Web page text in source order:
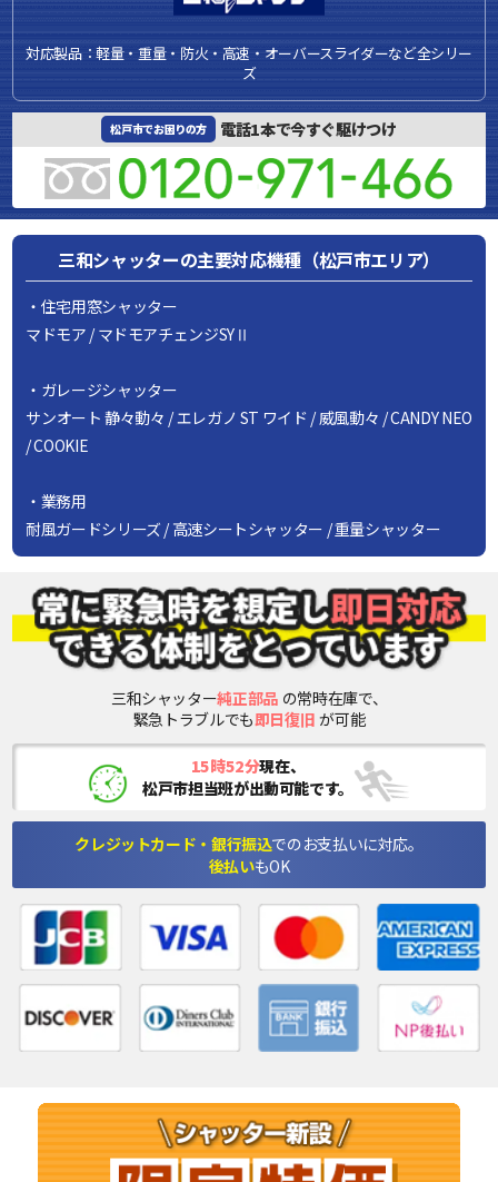
対応製品：軽量・重量・防火・高速・オーバースライダーなど全シリー
ズ
松戸市でお困りの方 電話1本で今すぐ駆けつけ
三和シャッターの主要対応機種（松戸市エリア）
・住宅用窓シャッター
マドモア / マドモアチェンジSYⅡ
・ガレージシャッター
サンオート 静々動々 / エレガノ ST ワイド / 威風動々 / CANDY NEO
/ COOKIE
・業務用
耐風ガードシリーズ / 高速シートシャッター / 重量シャッター
三和シャッター純正部品 の常時在庫で、
緊急トラブルでも即日復旧 が可能
15時52分現在、
松戸市担当班が出動可能です。
クレジットカード・銀行振込でのお支払いに対応。
後払いもOK